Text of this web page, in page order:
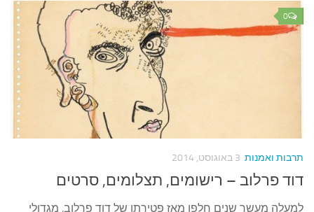
0
תרבות ואמנות 3 באוגוסט, 2014
דוד פרלוב – רישומים, תצלומים, סרטים
למעלה מעשר שנים חלפו מאז פטירתו של דוד פרלוב, מגדולי